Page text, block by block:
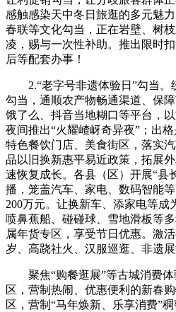
感触感染天中冬日旅逛的多元魅
春联等文化勾当，正在岩壁、树
凌，赐与一次性补助。推出限时
后等配套办事！
2.“老字号非遗体验日”勾当。
勾当，通顺农产物畅通渠道、保
饿了么、抖音当地糊口等平台，
夜间推出“火耀嵖岈奇异夜”；出
特色餐饮门店、美食街区，落实
品以旧换新惠平易近政策，拓展
速恢复成长。各县（区）开展“县
播，笼盖汽车、家电、数码智能
200万元。让换新车、添家电等成
喷鼻蕉船、碰碰球、雪地滑板等
属年货专区，享受节日优惠。激
岁、高跷社火、汉服巡逛、非遗
聚焦“购餐逛展”等古城消费体
区，营制热闹、优惠便利的新春
区，营制“马年焕新、乐享消费”